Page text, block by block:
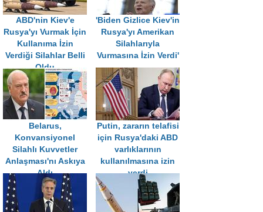
ABD'nin Kiev'e
Rusya'yı Vurmak İçin
Kullanıma İzin
Verdiği Silahlar Belli
Oldu
'Biden Gizlice Kiev'in
Rusya'yı Amerikan
Silahlarıyla
Vurmasına İzin Verdi'
Belarus,
Konvansiyonel
Silahlı Kuvvetler
Anlaşması'nı Askıya
Aldı
Putin, zararın telafisi
için Rusya'daki ABD
varlıklarının
kullanılmasına izin
verdi